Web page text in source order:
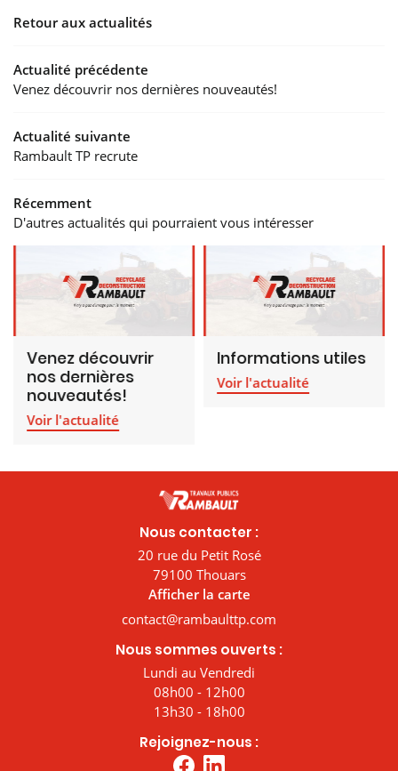
Retour aux actualités
Actualité précédente
Venez découvrir nos dernières nouveautés!
Actualité suivante
Rambault TP recrute
Récemment
D'autres actualités qui pourraient vous intéresser
Venez découvrir
nos dernières
nouveautés!
Voir l'actualité
Informations utiles
Voir l'actualité
Nous contacter :
20 rue du Petit Rosé
79100 Thouars
Afficher la carte
Nous sommes ouverts :
Lundi au Vendredi
08h00 - 12h00
13h30 - 18h00
Rejoignez-nous :